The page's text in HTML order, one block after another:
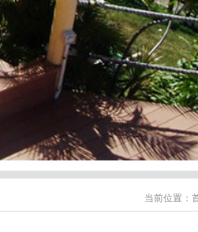
当前位置：